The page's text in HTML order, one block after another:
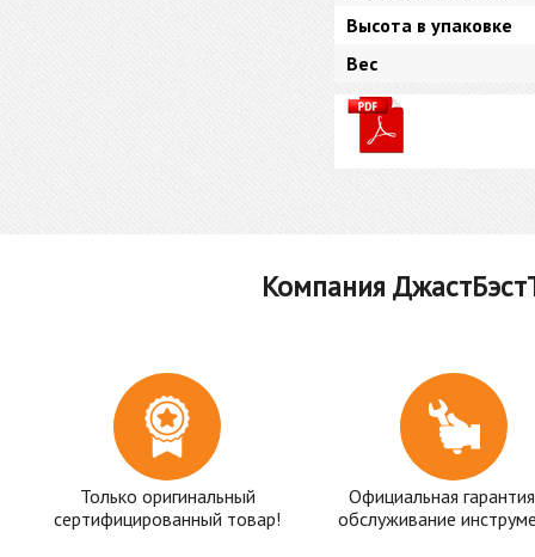
Высота в упаковке
Вес
Компания
Только оригинальный
сертифицированный товар!
Официальная
обслуживание